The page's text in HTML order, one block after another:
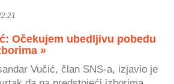
Očekujem ubedljivu pobedu
»
Vučić, član SNS-a, izjavio je